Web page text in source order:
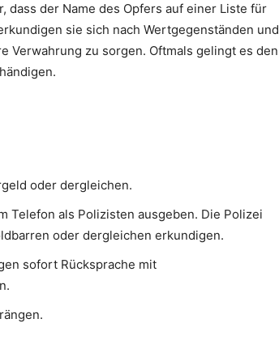
dass der Name des Opfers auf einer Liste für
sie sich nach Wertgegenständen und
Verwahrung zu sorgen. Oftmals gelingt es den
oder dergleichen.
Telefon als Polizisten ausgeben. Die Polizei
oder dergleichen erkundigen.
sofort Rücksprache mit